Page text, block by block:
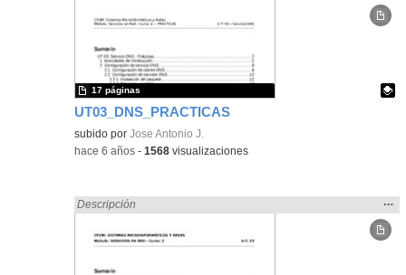
UT03_DNS_PRACTICAS
la
Contenido educativo.
subido porJose Antonio J.
17 páginas
-hace 6 años -1568 visualizaciones
Encontrado «Sistemas Microinformáticos y Redes» en:
Descripción
la
…